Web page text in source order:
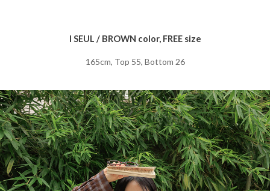
I SEUL / BROWN color, FREE size
165cm, Top 55, Bottom 26